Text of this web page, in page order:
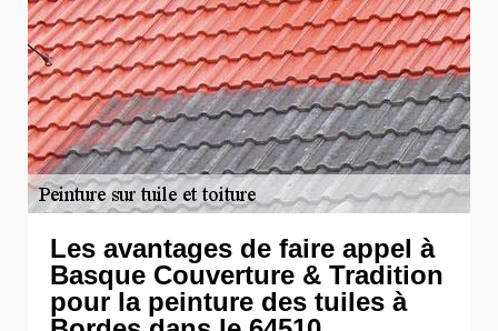
Les avantages de faire appel à
Basque Couverture & Tradition
pour la peinture des tuiles à